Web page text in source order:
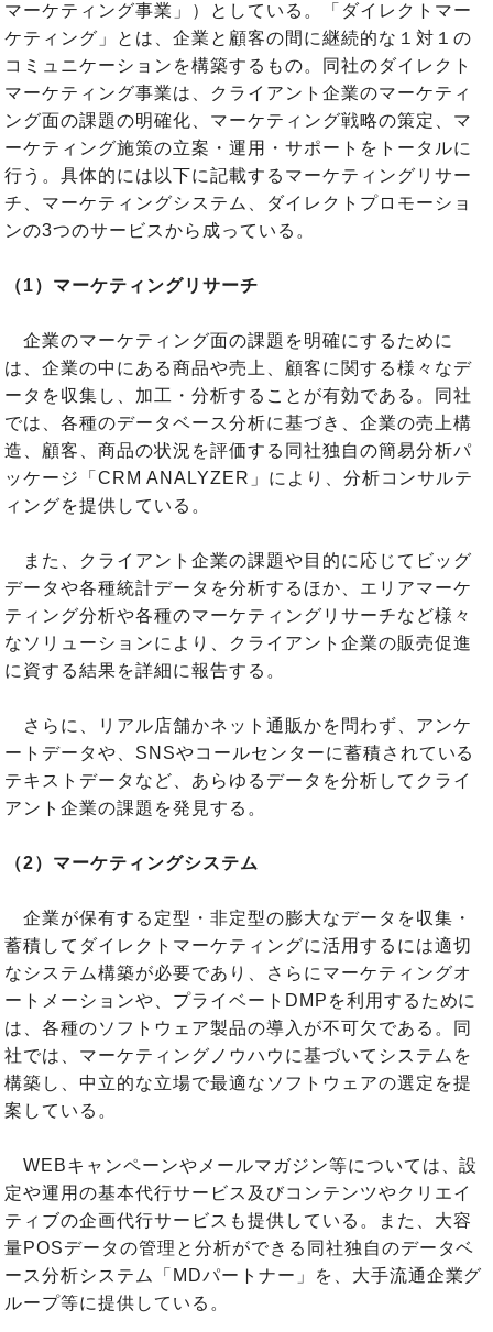
マーケティング事業」）としている。「ダイレクトマー
ケティング」とは、企業と顧客の間に継続的な１対１の
コミュニケーションを構築するもの。同社のダイレクト
マーケティング事業は、クライアント企業のマーケティ
ング面の課題の明確化、マーケティング戦略の策定、マ
ーケティング施策の立案・運用・サポートをトータルに
行う。具体的には以下に記載するマーケティングリサー
チ、マーケティングシステム、ダイレクトプロモーショ
ンの3つのサービスから成っている。
（1）マーケティングリサーチ
企業のマーケティング面の課題を明確にするために
は、企業の中にある商品や売上、顧客に関する様々なデ
ータを収集し、加工・分析することが有効である。同社
では、各種のデータベース分析に基づき、企業の売上構
造、顧客、商品の状況を評価する同社独自の簡易分析パ
ッケージ「CRM ANALYZER」により、分析コンサルテ
ィングを提供している。
また、クライアント企業の課題や目的に応じてビッグ
データや各種統計データを分析するほか、エリアマーケ
ティング分析や各種のマーケティングリサーチなど様々
なソリューションにより、クライアント企業の販売促進
に資する結果を詳細に報告する。
さらに、リアル店舗かネット通販かを問わず、アンケ
ートデータや、SNSやコールセンターに蓄積されている
テキストデータなど、あらゆるデータを分析してクライ
アント企業の課題を発見する。
（2）マーケティングシステム
企業が保有する定型・非定型の膨大なデータを収集・
蓄積してダイレクトマーケティングに活用するには適切
なシステム構築が必要であり、さらにマーケティングオ
ートメーションや、プライベートDMPを利用するために
は、各種のソフトウェア製品の導入が不可欠である。同
社では、マーケティングノウハウに基づいてシステムを
構築し、中立的な立場で最適なソフトウェアの選定を提
案している。
WEBキャンペーンやメールマガジン等については、設
定や運用の基本代行サービス及びコンテンツやクリエイ
ティブの企画代行サービスも提供している。また、大容
量POSデータの管理と分析ができる同社独自のデータベ
ース分析システム「MDパートナー」を、大手流通企業グ
ループ等に提供している。